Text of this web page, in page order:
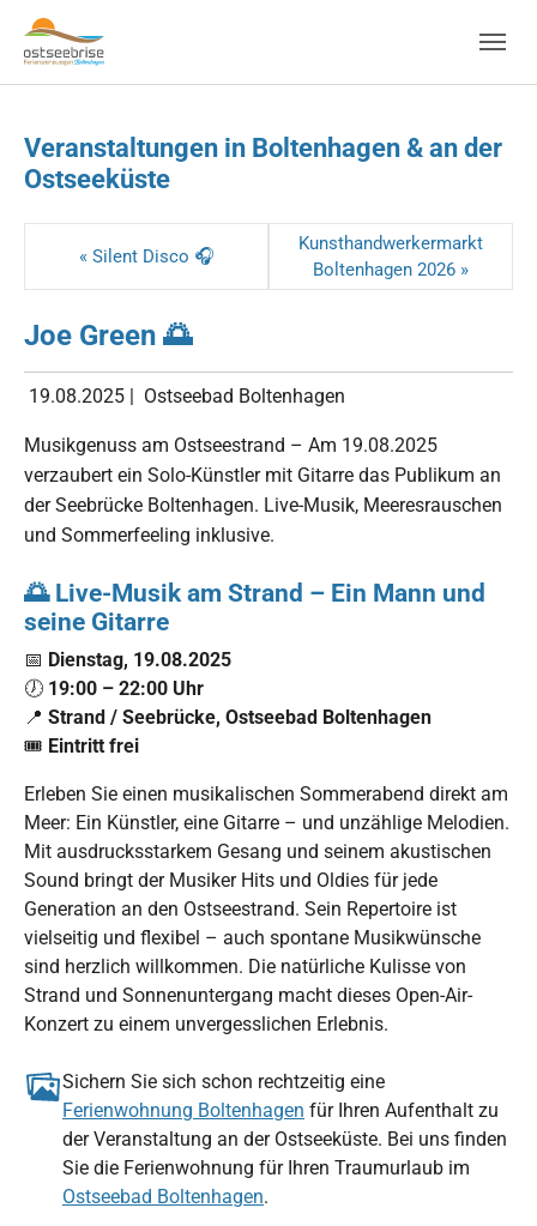
Skip to main navigation
Zum Hauptinhalt springen
Skip to page footer
Veranstaltungen in Boltenhagen & an der
Ostseeküste
« Silent Disco 🎧
Kunsthandwerkermarkt
Boltenhagen 2026 »
Joe Green 🌅
19.08.2025 | Ostseebad Boltenhagen
Musikgenuss am Ostseestrand – Am 19.08.2025
verzaubert ein Solo-Künstler mit Gitarre das Publikum an
der Seebrücke Boltenhagen. Live-Musik, Meeresrauschen
und Sommerfeeling inklusive.
🌅 Live-Musik am Strand – Ein Mann und
seine Gitarre
📅 Dienstag, 19.08.2025
🕖 19:00 – 22:00 Uhr
📍 Strand / Seebrücke, Ostseebad Boltenhagen
🎟️ Eintritt frei
Erleben Sie einen musikalischen Sommerabend direkt am
Meer: Ein Künstler, eine Gitarre – und unzählige Melodien.
Mit ausdrucksstarkem Gesang und seinem akustischen
Sound bringt der Musiker Hits und Oldies für jede
Generation an den Ostseestrand. Sein Repertoire ist
vielseitig und flexibel – auch spontane Musikwünsche
sind herzlich willkommen. Die natürliche Kulisse von
Strand und Sonnenuntergang macht dieses Open-Air-
Konzert zu einem unvergesslichen Erlebnis.
Sichern Sie sich schon rechtzeitig eine
Ferienwohnung Boltenhagen für Ihren Aufenthalt zu
der Veranstaltung an der Ostseeküste. Bei uns finden
Sie die Ferienwohnung für Ihren Traumurlaub im
Ostseebad Boltenhagen.